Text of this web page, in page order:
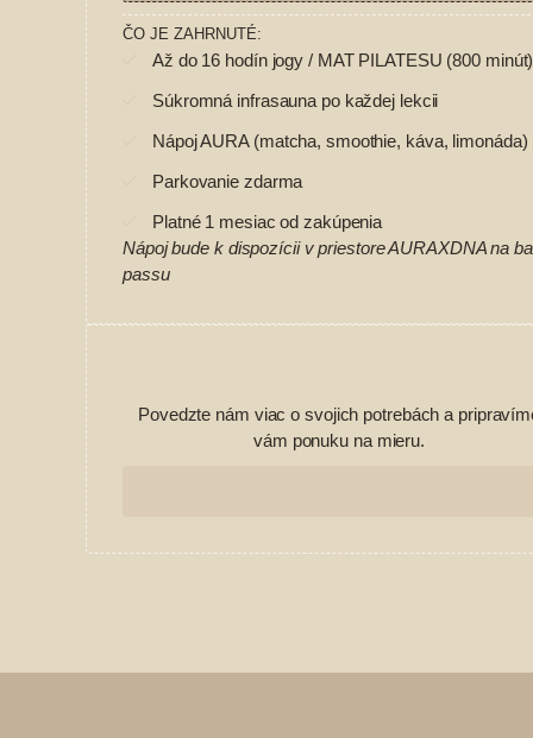
ČO JE ZAHRNUTÉ:
Až do 16 hodín jogy / MAT PILATESU (800
Súkromná infrasauna po každej lekcii
Nápoj AURA (matcha, smoothie, káva,
Parkovanie zdarma
Platné 1 mesiac od zakúpenia
Nápoj bude k dispozícii v priestore AURAXDNA na
passu
Povedzte nám viac o svojich potrebách a
vám ponuku na mieru.